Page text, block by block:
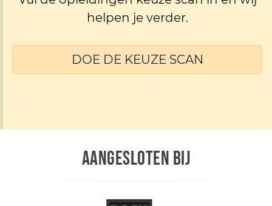
helpen je verder.
DOE DE KEUZE SCAN
AANGESLOTEN BIJ